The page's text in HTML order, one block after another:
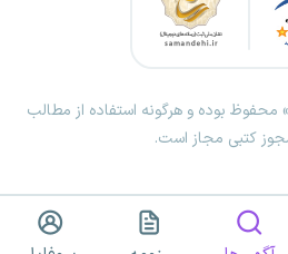
محفوظ بوده و هرگونه استفاده از مطالب
کتبی مجاز است.